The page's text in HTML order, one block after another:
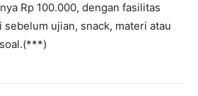
Rp 100.000, dengan fasilitas
sebelum ujian, snack, materi atau